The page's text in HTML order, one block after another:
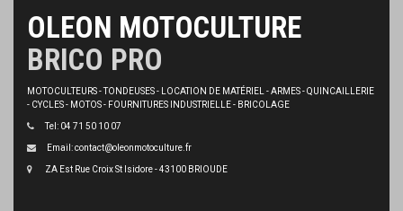
OLEON MOTOCULTURE
BRICO PRO
MOTOCULTEURS - TONDEUSES - LOCATION DE MATÉRIEL - ARMES - QUINCAILLERIE
- CYCLES - MOTOS - FOURNITURES INDUSTRIELLE - BRICOLAGE
Tel: 04 71 50 10 07
Email: contact@oleonmotoculture.fr
ZA Est Rue Croix St Isidore - 43100 BRIOUDE